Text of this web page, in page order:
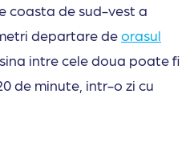
coasta de sud-vest a
departare deorasul
intre cele doua poate fi
de minute, intr-o zi cu